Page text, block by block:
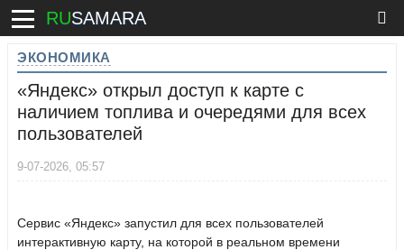
RUSAMARA
ЭКОНОМИКА
«Яндекс» открыл доступ к карте с
наличием топлива и очередями для всех
пользователей
9-07-2026, 05:57
Сервис «Яндекс» запустил для всех пользователей
интерактивную карту, на которой в реальном времени